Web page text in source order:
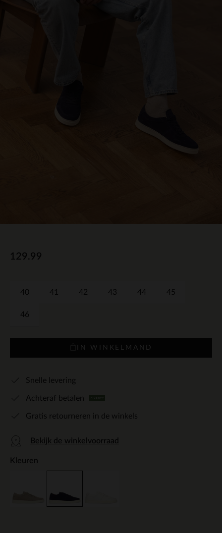
129.99
40 41 42 43 44 45
46
IN WINKELMAND
Snelle levering
Achteraf betalen
Gratis retourneren in de winkels
Bekijk de winkelvoorraad
Kleuren